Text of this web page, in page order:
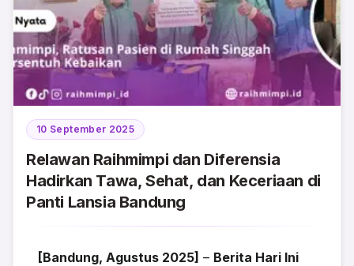
10 September 2025
Relawan Raihmimpi dan Diferensia
Hadirkan Tawa, Sehat, dan Keceriaan di
Panti Lansia Bandung
[Bandung, Agustus 2025] – Berita Hari Ini